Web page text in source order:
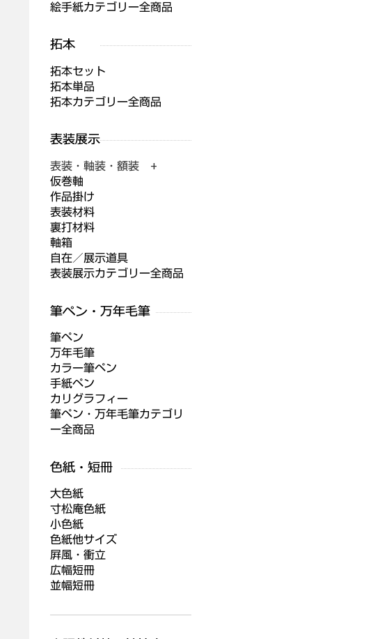
絵手紙カテゴリー全商品
拓本セット
拓本単品
拓本カテゴリー全商品
表装・軸装・額装 +
仮巻軸
作品掛け
表装材料
裏打材料
軸箱
自在／展示道具
表装展示カテゴリー全商品
筆ペン
万年毛筆
カラー筆ペン
手紙ペン
カリグラフィー
筆ペン・万年毛筆カテゴリ
ー全商品
大色紙
寸松庵色紙
小色紙
色紙他サイズ
屛風・衝立
広幅短冊
並幅短冊